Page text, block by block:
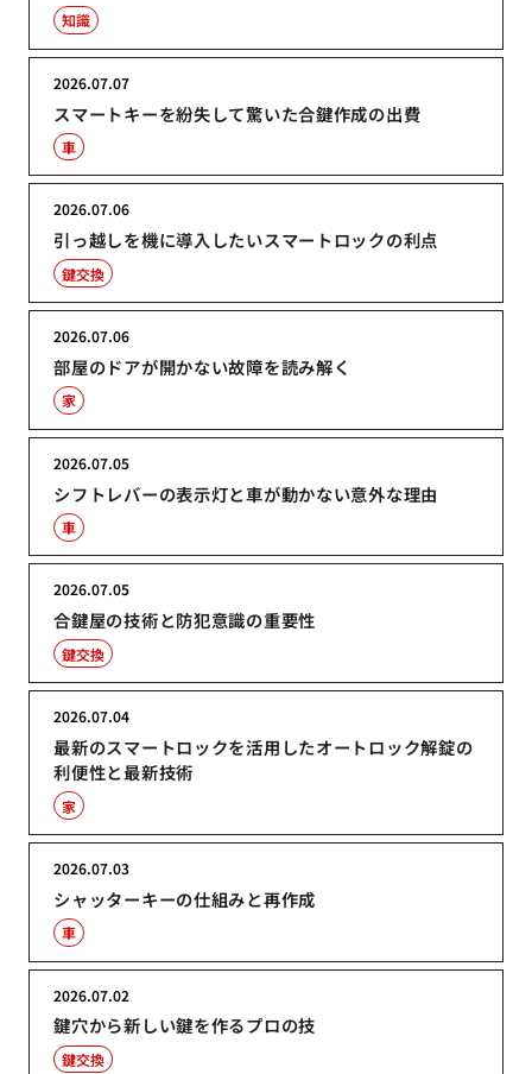
知識
スマートキーを紛失して驚いた合鍵作成の出費
2026.07.07
車
引っ越しを機に導入したいスマートロックの利点
2026.07.06
鍵交換
部屋のドアが開かない故障を読み解く
2026.07.06
家
シフトレバーの表示灯と車が動かない意外な理由
2026.07.05
車
合鍵屋の技術と防犯意識の重要性
2026.07.05
鍵交換
最新のスマートロックを活用したオートロック解錠の
利便性と最新技術
2026.07.04
家
シャッターキーの仕組みと再作成
2026.07.03
車
鍵穴から新しい鍵を作るプロの技
2026.07.02
鍵交換